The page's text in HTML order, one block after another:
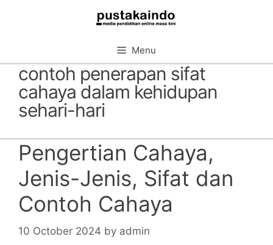
Menu
contoh penerapan sifat
cahaya dalam kehidupan
sehari-hari
Pengertian Cahaya,
Jenis-Jenis, Sifat dan
Contoh Cahaya
10 October 2024 by admin